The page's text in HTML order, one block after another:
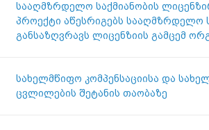
სააღმზრდელო საქმიანობის
პროექტი აწესრიგებს სააღმზრდელო
განსაზღვრავს ლიცენზიის გამცემ
სახელმწიფო კომპენსაციისა და
ცვლილების შეტანის თაობაზე